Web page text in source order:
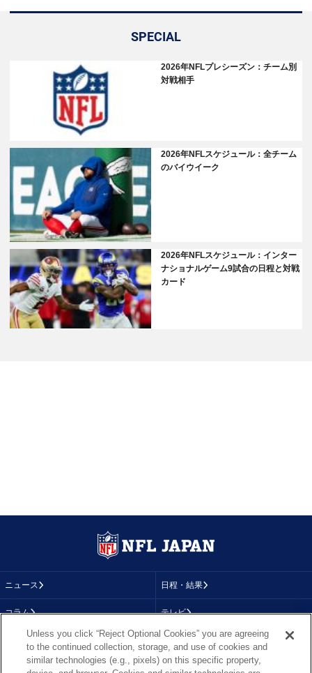
SPECIAL
2026年NFLプレシーズン：チーム別
対戦相手
2026年NFLスケジュール：全チーム
のバイウイーク
2026年NFLスケジュール：インター
ナショナルゲーム9試合の日程と対戦
カード
ニュース 日程・結果
コラム テレビ
画像
Unless you click “Reject Optional Cookies” you are agreeing
to the continued collection, storage, and use of cookies and
similar technologies (e.g., pixels) on this specific property,